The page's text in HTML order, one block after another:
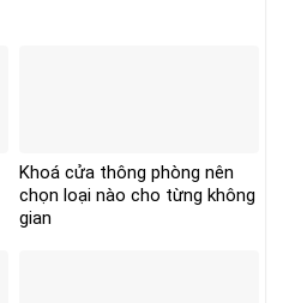
Khoá cửa thông phòng nên
chọn loại nào cho từng không
gian